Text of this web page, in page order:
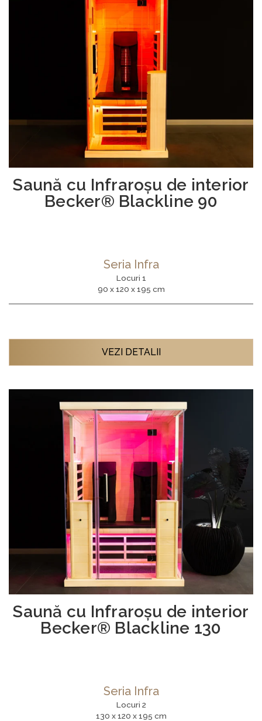
Saună cu Infraroşu de interior
Becker® Blackline 90
Seria Infra
Locuri 1
90 x 120 x 195 cm
VEZI DETALII
Saună cu Infraroşu de interior
Becker® Blackline 130
Seria Infra
Locuri 2
130 x 120 x 195 cm